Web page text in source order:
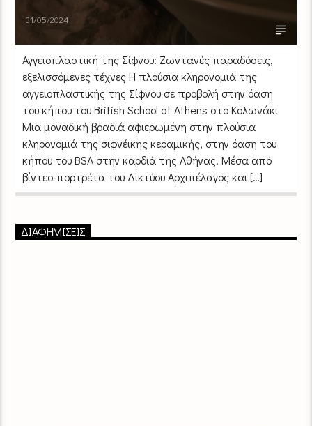
31/05/2024
Αγγειοπλαστική της Σίφνου: Ζωντανές παραδόσεις,
εξελισσόμενες τέχνες Η πλούσια κληρονομιά της
αγγειοπλαστικής της Σίφνου σε προβολή στην όαση
του κήπου του British School at Athens στο Κολωνάκι
Μια μοναδική βραδιά αφιερωμένη στην πλούσια
κληρονομιά της σιφνέικης κεραμικής, στην όαση του
κήπου του BSA στην καρδιά της Αθήνας. Μέσα από
βίντεο-πορτρέτα του Δικτύου Αρχιπέλαγος και […]
ΔΙΑΦΗΜΙΣΕΙΣ